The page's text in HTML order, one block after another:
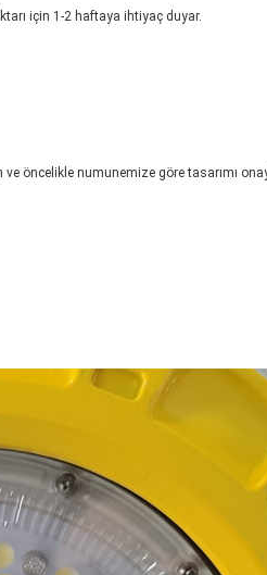
için 1-2 haftaya ihtiyaç duyar.
öncelikle numunemize göre tasarımı